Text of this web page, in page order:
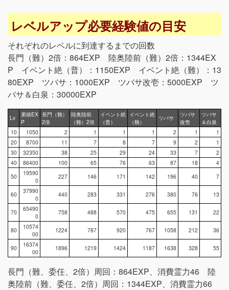
レベルアップ必要経験値の目安
それぞれのレベルに到達するまでの回数
長門（難）2倍：864EXP 陸奥陸前（難）2倍：1344EX
P イベント絶（普）：1150EXP イベント絶（難）：13
80EXP ツバサ：1000EXP ツバサ改壱：5000EXP ツ
バサ＆白泉：30000EXP
Lv
累積EX
P
長門（難）
2倍
陸奥陸前
（難）2倍
イベント絶
（普）
イベント絶
（難）
ツバサ
ツバサ
改壱
ツバサ
＆白泉
10
1050 2 1 1 1 2 1
1
20
8700 11 7 8 7 9 2
1
30
32350 38 25 29 24 33 7
2
40
86400 100 65 76 63 87 18
4
50
19590
0
227 146 171 142 196 40 7
60
37990
0
440 283 331 276 380 76 13
70
65490
0
758 488 570 475 655 131 22
80
10574
00
1224 787 920 767 1058 212 36
90
16374
00
1896 1219 1424 1187 1638 328 55
長門（難、委任、2倍）周回：864EXP、消費霊力46 陸
奥陸前（難、委任、2倍）周回：1344EXP、消費霊力66